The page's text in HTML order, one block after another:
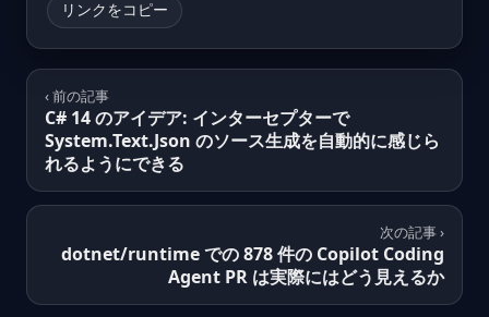
リンクをコピー
‹ 前の記事
C# 14 のアイデア: インターセプターで
System.Text.Json のソース生成を自動的に感じら
れるようにできる
次の記事 ›
dotnet/runtime での 878 件の Copilot Coding
Agent PR は実際にはどう見えるか